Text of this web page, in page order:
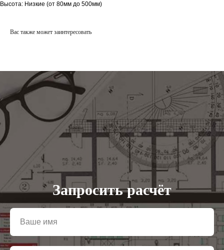
Высота: Низкие (от 80мм до 500мм)
Вас также может заинтересовать
Запросить расчёт